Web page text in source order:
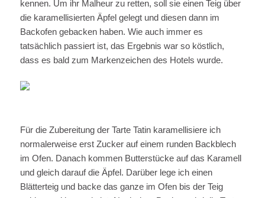
kennen. Um ihr Malheur zu retten, soll sie einen Teig über
die karamellisierten Äpfel gelegt und diesen dann im
Backofen gebacken haben. Wie auch immer es
tatsächlich passiert ist, das Ergebnis war so köstlich,
dass es bald zum Markenzeichen des Hotels wurde.
Für die Zubereitung der Tarte Tatin karamellisiere ich
normalerweise erst Zucker auf einem runden Backblech
im Ofen. Danach kommen Butterstücke auf das Karamell
und gleich darauf die Äpfel. Darüber lege ich einen
Blätterteig und backe das ganze im Ofen bis der Teig